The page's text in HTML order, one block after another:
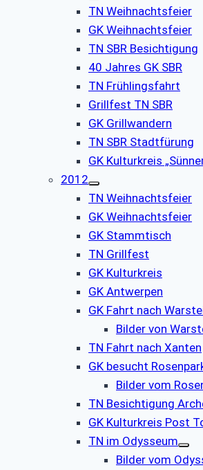
TN Weihnachtsfeier
GK Weihnachtsfeier
TN SBR Besichtigung
40 Jahres GK SBR
TN Frühlingsfahrt
Grillfest TN SBR
GK Grillwandern
TN SBR Stadtfürung
GK Kulturkreis
2012
TN Weihnachtsfeier
GK Weihnachtsfeier
GK Stammtisch
TN Grillfest
GK Kulturkreis
GK Antwerpen
GK Fahrt nach
Bilder von
TN Fahrt nach Xanten
GK besucht
Bilder vom
TN Besichtigung
GK Kulturkreis Post
TN im Odysseum
Bilder vom